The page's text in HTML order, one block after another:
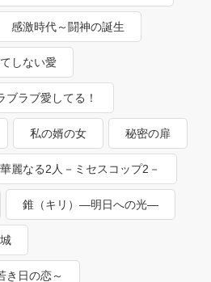
感激時代～闘神の誕生
しない愛
ラブ愛してる！
私の婿の女 秘密の扉
華麗なる2人－ミセスコップ2－
錐（キリ）―明日への光―
き日の恋～